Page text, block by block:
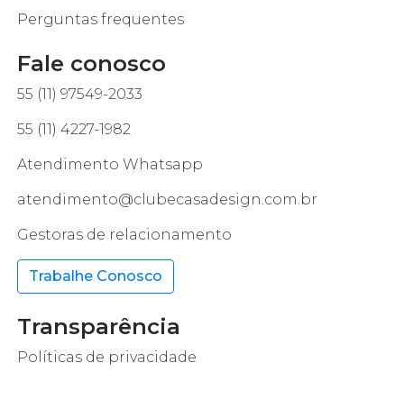
Perguntas frequentes
Fale conosco
55 (11) 97549-2033
55 (11) 4227-1982
Atendimento Whatsapp
atendimento@clubecasadesign.com.br
Gestoras de relacionamento
Trabalhe Conosco
Transparência
Políticas de privacidade